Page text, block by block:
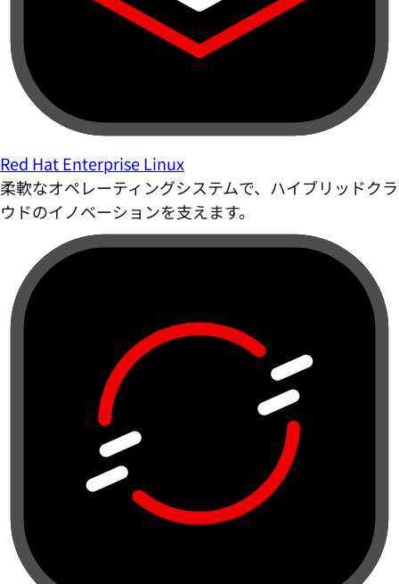
Red Hat Enterprise Linux
柔軟なオペレーティングシステムで、ハイブリッドクラ
ウドのイノベーションを支えます。